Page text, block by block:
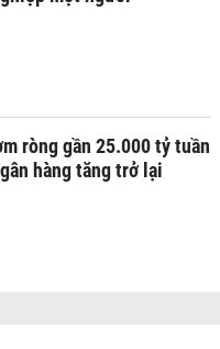
ròng gần 25.000 tỷ tuần
hàng tăng trở lại